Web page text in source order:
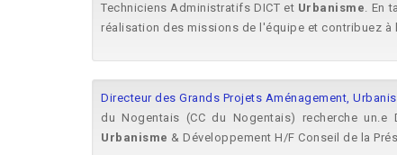
Techniciens Administratifs DICT et Urbanisme. En
réalisation des missions de l'équipe et contribuez à
Directeur des Grands Projets Aménagement,
du Nogentais (CC du Nogentais) recherche un.e
Urbanisme & Développement H/F Conseil de la